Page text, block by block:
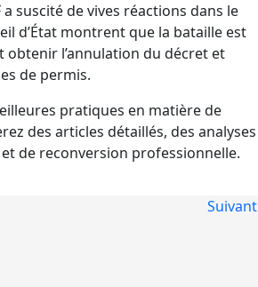
suscité de vives réactions dans le
d’État montrent que la bataille est
obtenir l’annulation du décret et
de permis.
pratiques en matière de
des articles détaillés, des analyses
de reconversion professionnelle.
Suivant